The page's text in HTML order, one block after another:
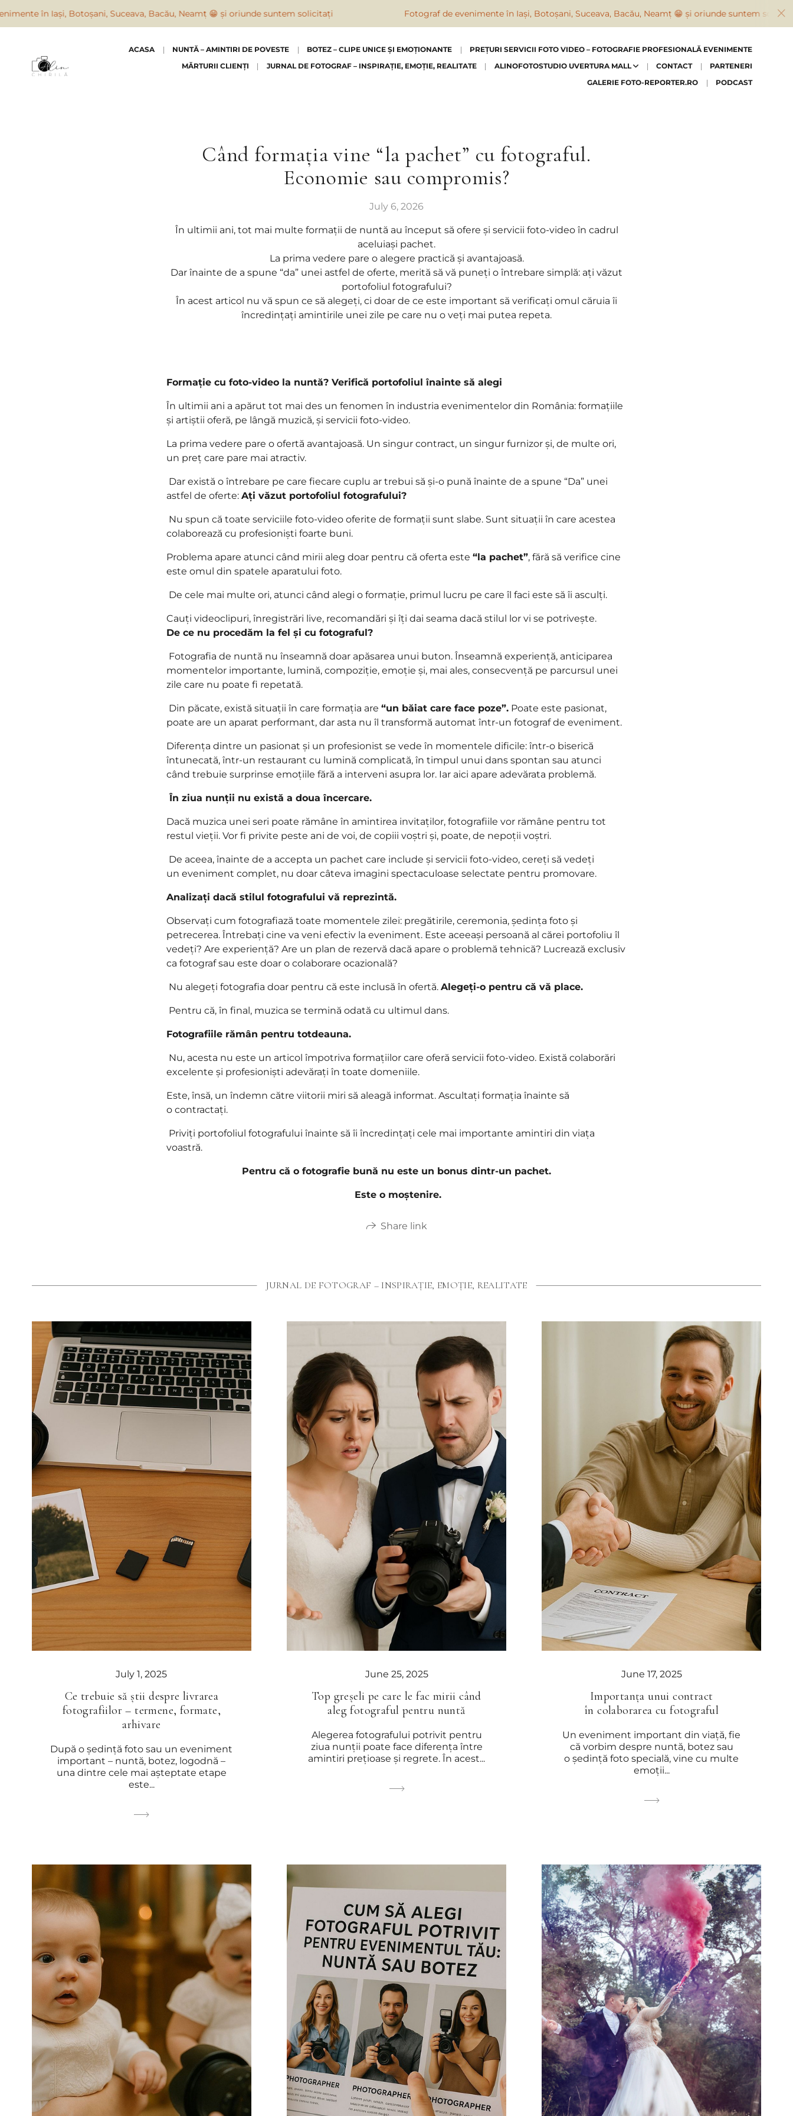
ACASA NUNTĂ – AMINTIRI DE POVESTE BOTEZ – CLIPE UNICE ȘI EMOȚIONANTE
PREȚURI SERVICII FOTO VIDEO – FOTOGRAFIE PROFESIONALĂ EVENIMENTE
MĂRTURII CLIENȚI
JURNAL DE FOTOGRAF – INSPIRAȚIE, EMOȚIE, REALITATE ALINOFOTOSTUDIO UVERTURA MALL CONTACT
PARTENERI
GALERIE FOTO-REPORTER.RO
PODCAST
Când formația vine “la pachet” cu fotograful.
Economie sau compromis?
July 6, 2026
În ultimii ani, tot mai multe formații de nuntă au început să ofere și servicii foto-video în cadrul
aceluiași pachet.
La prima vedere pare o alegere practică și avantajoasă.
Dar înainte de a spune “da” unei astfel de oferte, merită să vă puneți o întrebare simplă: ați văzut
portofoliul fotografului?
În acest articol nu vă spun ce să alegeți, ci doar de ce este important să verificați omul căruia îi
încredințați amintirile unei zile pe care nu o veți mai putea repeta.
Formație cu foto-video la nuntă? Verifică portofoliul înainte să alegi
În ultimii ani a apărut tot mai des un fenomen în industria evenimentelor din România: formațiile
și artiștii oferă, pe lângă muzică, și servicii foto-video.
La prima vedere pare o ofertă avantajoasă. Un singur contract, un singur furnizor și, de multe ori,
un preț care pare mai atractiv.
Dar există o întrebare pe care fiecare cuplu ar trebui să și-o pună înainte de a spune “Da” unei
astfel de oferte: Ați văzut portofoliul fotografului?
Nu spun că toate serviciile foto-video oferite de formații sunt slabe. Sunt situații în care acestea
colaborează cu profesioniști foarte buni.
Problema apare atunci când mirii aleg doar pentru că oferta este “la pachet”, fără să verifice cine
este omul din spatele aparatului foto.
De cele mai multe ori, atunci când alegi o formație, primul lucru pe care îl faci este să îi asculți.
Cauți videoclipuri, înregistrări live, recomandări și îți dai seama dacă stilul lor vi se potrivește.
De ce nu procedăm la fel și cu fotograful?
Fotografia de nuntă nu înseamnă doar apăsarea unui buton. Înseamnă experiență, anticiparea
momentelor importante, lumină, compoziție, emoție și, mai ales, consecvență pe parcursul unei
zile care nu poate fi repetată.
Din păcate, există situații în care formația are “un băiat care face poze”. Poate este pasionat,
poate are un aparat performant, dar asta nu îl transformă automat într-un fotograf de eveniment.
Diferența dintre un pasionat și un profesionist se vede în momentele dificile: într-o biserică
întunecată, într-un restaurant cu lumină complicată, în timpul unui dans spontan sau atunci
când trebuie surprinse emoțiile fără a interveni asupra lor. Iar aici apare adevărata problemă.
În ziua nunții nu există a doua încercare.
Dacă muzica unei seri poate rămâne în amintirea invitaților, fotografiile vor rămâne pentru tot
restul vieții. Vor fi privite peste ani de voi, de copiii voștri și, poate, de nepoții voștri.
De aceea, înainte de a accepta un pachet care include și servicii foto-video, cereți să vedeți
un eveniment complet, nu doar câteva imagini spectaculoase selectate pentru promovare.
Analizați dacă stilul fotografului vă reprezintă.
Observați cum fotografiază toate momentele zilei: pregătirile, ceremonia, ședința foto și
petrecerea. Întrebați cine va veni efectiv la eveniment. Este aceeași persoană al cărei portofoliu îl
vedeți? Are experiență? Are un plan de rezervă dacă apare o problemă tehnică? Lucrează exclusiv
ca fotograf sau este doar o colaborare ocazională?
Nu alegeți fotografia doar pentru că este inclusă în ofertă. Alegeți-o pentru că vă place.
Pentru că, în final, muzica se termină odată cu ultimul dans.
Fotografiile rămân pentru totdeauna.
Nu, acesta nu este un articol împotriva formațiilor care oferă servicii foto-video. Există colaborări
excelente și profesioniști adevărați în toate domeniile.
Este, însă, un îndemn către viitorii miri să aleagă informat. Ascultați formația înainte să
o contractați.
Priviți portofoliul fotografului înainte să îi încredințați cele mai importante amintiri din viața
voastră.
Pentru că o fotografie bună nu este un bonus dintr-un pachet.
Este o moștenire.
Share link
JURNAL DE FOTOGRAF – INSPIRAȚIE, EMOȚIE, REALITATE
July 1, 2025
Ce trebuie să știi despre livrarea
fotografiilor – termene, formate,
arhivare
După o ședință foto sau un eveniment
important – nuntă, botez, logodnă –
una dintre cele mai așteptate etape
este...
June 25, 2025
Top greșeli pe care le fac mirii când
aleg fotograful pentru nuntă
Alegerea fotografului potrivit pentru
ziua nunții poate face diferența între
amintiri prețioase și regrete. În acest...
June 17, 2025
Importanța unui contract
în colaborarea cu fotograful
Un eveniment important din viață, fie
că vorbim despre nuntă, botez sau
o ședință foto specială, vine cu multe
emoții...
în Iași, Botoșani, Suceava, Bacău, Neamț 😁 și oriunde suntem solicitați Fotograf de evenimente în Iași, Botoșani, Suceava, Bacău, Neamț 😁 și oriunde suntem solicitați